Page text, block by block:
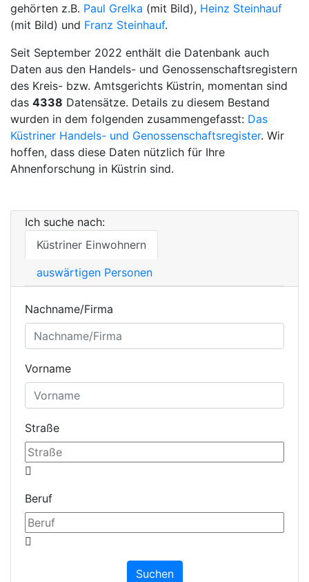
gehörten z.B. Paul Grelka (mit Bild), Heinz Steinhauf
(mit Bild) und Franz Steinhauf.
Seit September 2022 enthält die Datenbank auch
Daten aus den Handels- und Genossenschaftsregistern
des Kreis- bzw. Amtsgerichts Küstrin, momentan sind
das 4338 Datensätze. Details zu diesem Bestand
wurden in dem folgenden zusammengefasst: Das
Küstriner Handels- und Genossenschaftsregister. Wir
hoffen, dass diese Daten nützlich für Ihre
Ahnenforschung in Küstrin sind.
Ich suche nach:
Küstriner Einwohnern
auswärtigen Personen
Nachname/Firma
Vorname
Straße
Beruf